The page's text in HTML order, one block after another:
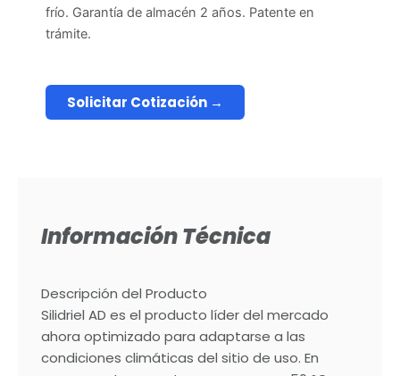
frío. Garantía de almacén 2 años. Patente en
trámite.
Solicitar Cotización →
Información Técnica
Descripción del Producto
Silidriel AD es el producto líder del mercado
ahora optimizado para adaptarse a las
condiciones climáticas del sitio de uso. En